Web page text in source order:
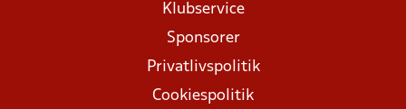
Klubservice
Sponsorer
Privatlivspolitik
Cookiespolitik